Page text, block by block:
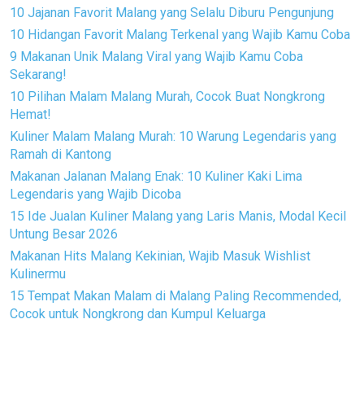
10 Jajanan Favorit Malang yang Selalu Diburu Pengunjung
10 Hidangan Favorit Malang Terkenal yang Wajib Kamu Coba
9 Makanan Unik Malang Viral yang Wajib Kamu Coba
Sekarang!
10 Pilihan Malam Malang Murah, Cocok Buat Nongkrong
Hemat!
Kuliner Malam Malang Murah: 10 Warung Legendaris yang
Ramah di Kantong
Makanan Jalanan Malang Enak: 10 Kuliner Kaki Lima
Legendaris yang Wajib Dicoba
15 Ide Jualan Kuliner Malang yang Laris Manis, Modal Kecil
Untung Besar 2026
Makanan Hits Malang Kekinian, Wajib Masuk Wishlist
Kulinermu
15 Tempat Makan Malam di Malang Paling Recommended,
Cocok untuk Nongkrong dan Kumpul Keluarga